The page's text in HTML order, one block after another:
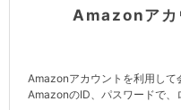
Amazonアカ
Amazonアカウントを利用して
AmazonのID、パスワードで、